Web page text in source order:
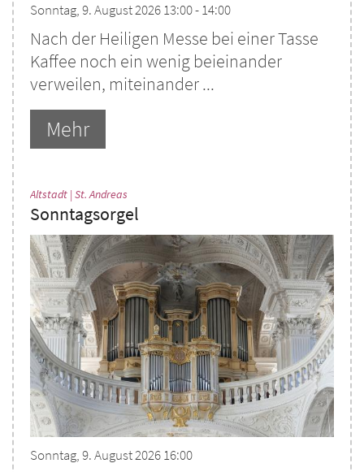
Sonntag, 9. August 2026 13:00 - 14:00
Nach der Heiligen Messe bei einer Tasse
Kaffee noch ein wenig beieinander
verweilen, miteinander ...
Mehr
Altstadt | St. Andreas
Sonntagsorgel
Sonntag, 9. August 2026 16:00